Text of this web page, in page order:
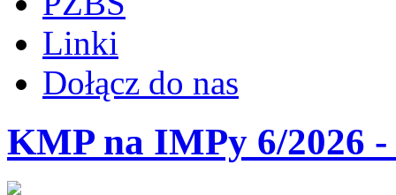
Linki
Dołącz do nas
KMP na IMPy 6/2026